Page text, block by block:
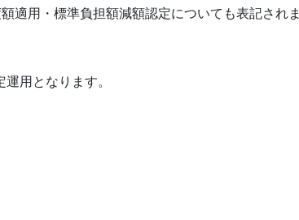
適用・標準負担額減額認定についても表記されま
用となります。